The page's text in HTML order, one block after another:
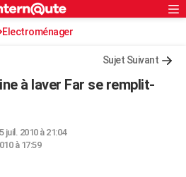
S'inscrire
Connexion
Electroménager
Sujet Suivant
à laver Far se remplit-
juil. 2010 à 21:04
à 17:59